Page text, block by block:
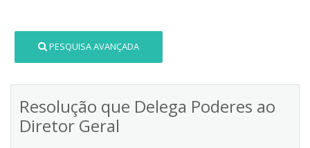
PESQUISA AVANÇADA
Resolução que Delega Poderes ao
Diretor Geral